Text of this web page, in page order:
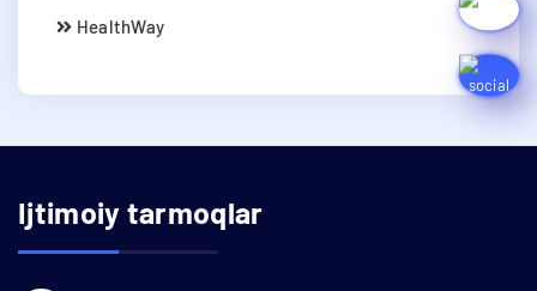
HealthWay
Ijtimoiy tarmoqlar